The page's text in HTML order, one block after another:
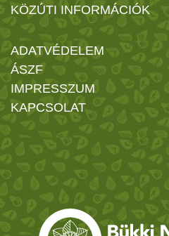
KÖZÚTI INFORMÁCIÓK
ADATVÉDELEM
ÁSZF
IMPRESSZUM
KAPCSOLAT